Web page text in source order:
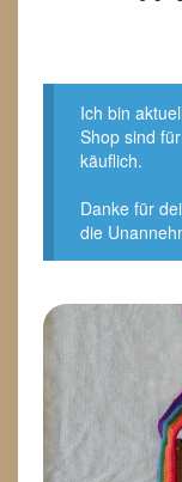
Ich bin
Shop sind
käuflich.
Danke für
die